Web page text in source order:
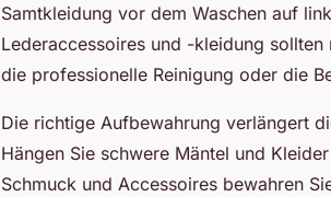
Samtkleidung vor dem Waschen auf
Lederaccessoires und -kleidung
die professionelle Reinigung oder die
Die richtige Aufbewahrung verlängert
Hängen Sie schwere Mäntel und
Schmuck und Accessoires bewahren